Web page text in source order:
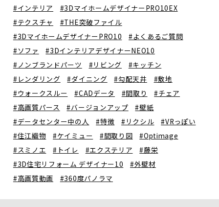
#インテリア
#3DマイホームデザイナーPRO10EX
#テクスチャ
#THE突破ファイル
#3DマイホームデザイナーPRO10
#よくあるご質問
#ソファ
#3DインテリアデザイナーNEO10
#ノンブランドパーツ
#リビング
#キッチン
#レンダリング
#ダイニング #勾配天井
#敷地
#ウォークスルー
#CADデータ #間取り
#チェア
#高画質パース
#バージョンアップ
#壁紙
#データセンター中の人
#特徴 #リクシル
#VRっぽい
#住江織物
#ケイミュー #間取り図
#Optimage
#スミノエ
#トイレ #エクステリア
#藤栄
#3D住宅リフォーム デザイナー10
#外壁材
#高画質動画
#360度パノラマ